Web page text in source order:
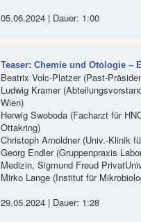
05.06.2024 | Dauer: 1:00
Teaser: Chemie und Otologie –
Beatrix Volc-Platzer (Past-
Ludwig Kramer
Wien)
Herwig Swoboda (Facharzt für
Ottakring)
Christoph Arnoldner (Univ.-Klinik
Georg Endler (Gruppenpraxis
Medizin, Sigmund Freud
Mirko Lange (Institut für
29.05.2024 | Dauer: 1:28